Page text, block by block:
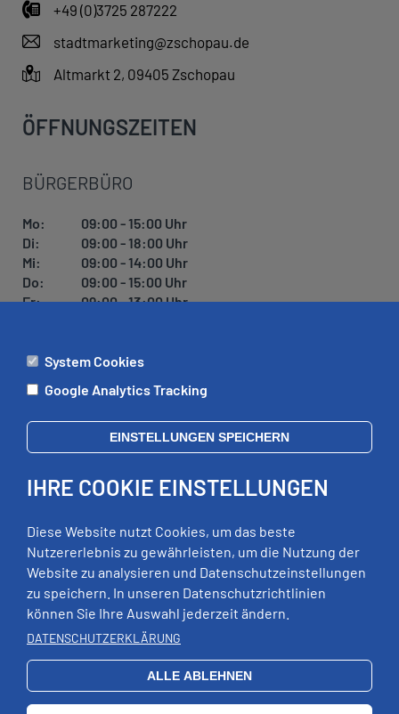
+49 (0)3725 287222
stadtmarketing@zschopau.de
Altmarkt 2, 09405 Zschopau
ÖFFNUNGSZEITEN
BÜRGERBÜRO
Mo:
09:00 - 15:00 Uhr
Di:
09:00 - 18:00 Uhr
Mi:
09:00 - 14:00 Uhr
Do:
09:00 - 15:00 Uhr
Fr:
09:00 - 13:00 Uhr
ÄMTER
Di:
09:00 - 12:00 Uhr, 13:00 - 18:00 Uhr
Mi:
geschlossen
Fr:
09:00 - 12:00 Uhr
RECHTLICHES
Impressum
Datenschutz
Erklärung zur Barrierefreiheit
Schloss Wildeck
System Cookies
Google Analytics Tracking
EINSTELLUNGEN SPEICHERN
IHRE COOKIE EINSTELLUNGEN
Diese Website nutzt Cookies, um das beste
Nutzererlebnis zu gewährleisten, um die Nutzung der
Website zu analysieren und Datenschutzeinstellungen
zu speichern. In unseren Datenschutzrichtlinien
können Sie Ihre Auswahl jederzeit ändern.
DATENSCHUTZERKLÄRUNG
ALLE ABLEHNEN